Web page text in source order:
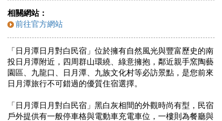
相關網站：
前往官方網站
「日月潭日月對白民宿」位於擁有自然風光與豐富歷史的南
投日月潭附近，四周群山環繞、綠意擁抱，鄰近親手窯陶藝
園區、九龍口、日月潭、九族文化村等必訪景點，是您前來
日月潭旅行不可錯過的優質住宿選擇。
「日月潭日月對白民宿」黑白灰相間的外觀時尚有型，民宿
戶外提供有一般停車格與電動車充電車位，一樓則為餐廳與